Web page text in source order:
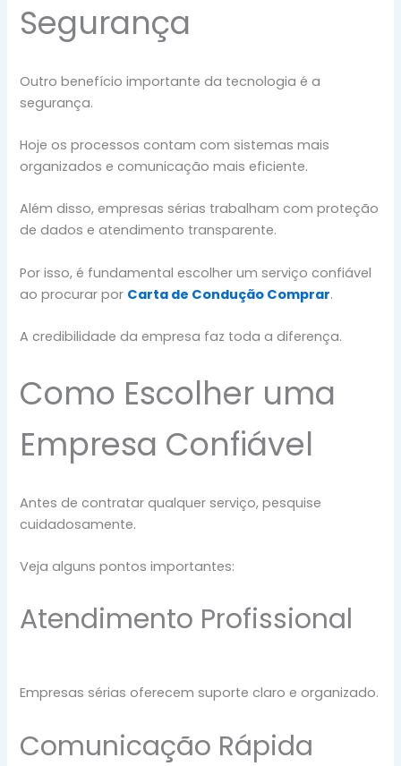
Segurança
Outro benefício importante da tecnologia é a
segurança.
Hoje os processos contam com sistemas mais
organizados e comunicação mais eficiente.
Além disso, empresas sérias trabalham com proteção
de dados e atendimento transparente.
Por isso, é fundamental escolher um serviço confiável
ao procurar por Carta de Condução Comprar.
A credibilidade da empresa faz toda a diferença.
Como Escolher uma
Empresa Confiável
Antes de contratar qualquer serviço, pesquise
cuidadosamente.
Veja alguns pontos importantes:
Atendimento Profissional
Empresas sérias oferecem suporte claro e organizado.
Comunicação Rápida